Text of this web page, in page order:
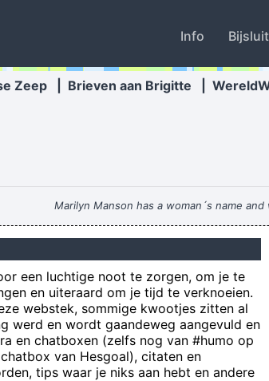
Info
Zeep Brieven aan Brigitte
Marilyn Manson has a woman´s name
kraait de haan niet bij
Ik kan grotverdoeme mijn
we proestten het uit
dat los je dan maar op door maar wat met
als je snel genoeg rijdt kun je zo snel
gaan krijgen... Iets wat je niet hebt (werkende
een luchtige noot te zorgen, om je te
en uiteraard om je tijd te verknoeien.
webstek, sommige kwootjes zitten al
werd en wordt gaandeweg aangevuld en
en chatboxen (zelfs nog van #humo op
van Hesgoal), citaten en
tips waar je niks aan hebt en andere